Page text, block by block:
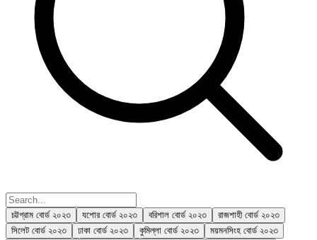
চট্টগ্রাম বোর্ড ২০২৩ যশোর বোর্ড ২০২৩ বরিশাল বোর্ড ২০২৩
রাজশাহী বোর্ড ২০২৩
সিলেট বোর্ড ২০২৩
ঢাকা বোর্ড ২০২৩ কুমিল্লা বোর্ড ২০২৩
ময়মনসিংহ বোর্ড ২০২৩